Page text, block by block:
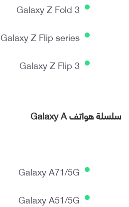
Galaxy Z Fold 3
Galaxy Z Flip series
Galaxy Z Flip 3
سلسلة هواتف Galaxy A
Galaxy A71/5G
Galaxy A51/5G